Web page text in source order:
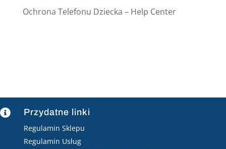
Ochrona Telefonu Dziecka – Help Center
 Przydatne linki
Regulamin Sklepu
Regulamin Usług